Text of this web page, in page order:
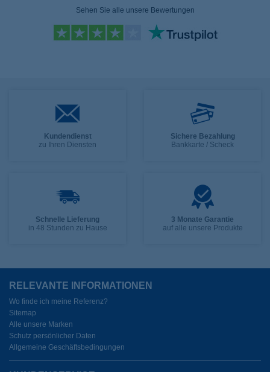
Sehen Sie alle unsere Bewertungen
Kundendienst
zu Ihren Diensten
Sichere Bezahlung
Bankkarte / Scheck
Schnelle Lieferung
in 48 Stunden zu Hause
3 Monate Garantie
auf alle unsere Produkte
RELEVANTE INFORMATIONEN
Wo finde ich meine Referenz?
Sitemap
Alle unsere Marken
Schutz persönlicher Daten
Allgemeine Geschäftsbedingungen